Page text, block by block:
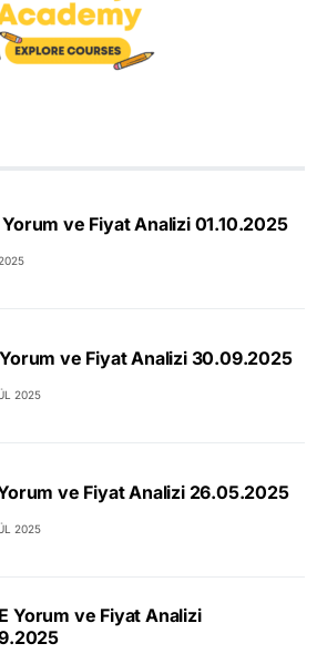
ve Fiyat Analizi 01.10.2025
ve Fiyat Analizi 30.09.2025
2025
ve Fiyat Analizi 26.05.2025
2025
Yorum ve Fiyat Analizi